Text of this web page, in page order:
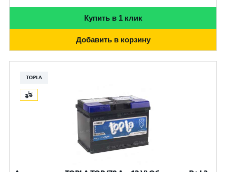
Купить в 1 клик
Добавить в корзину
TOPLA